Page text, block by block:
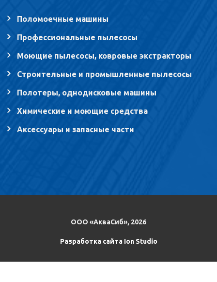
Поломоечные машины
Профессиональные пылесосы
Моющие пылесосы, ковровые экстракторы
Строительные и промышленные пылесосы
Полотеры, однодисковые машины
Химические и моющие средства
Аксессуары и запасные части
ООО «АкваСиб», 2026
Разработка сайта Ion Studio